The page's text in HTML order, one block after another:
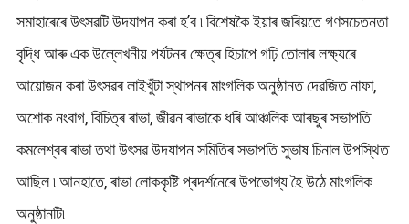
সমাহাৰেৰে উৎসৱটি উদযাপন কৰা হ’ব ৷ বিশেষকৈ ইয়াৰ জৰিয়তে গণসচেতনতা
বৃদ্ধি আৰু এক উল্লেখনীয় পৰ্যটনৰ ক্ষেত্ৰ হিচাপে গঢ়ি তোলাৰ লক্ষ্যৰে
আয়োজন কৰা উৎসৱৰ লাইখুঁটা স্থাপনৰ মাংগলিক অনুষ্ঠানত দেৱজিত নাফা,
অশোক নংবাগ, বিচিত্ৰ ৰাভা, জীৱন ৰাভাকে ধৰি আঞ্চলিক আৰছুৰ সভাপতি
কমলেশ্বৰ ৰাভা তথা উৎসৱ উদযাপন সমিতিৰ সভাপতি সুভাষ চিনাল উপস্থিত
আছিল ৷ আনহাতে, ৰাভা লোককৃষ্টি প্ৰদৰ্শনেৰে উপভোগ্য হৈ উঠে মাংগলিক
অনুষ্ঠানটি৷